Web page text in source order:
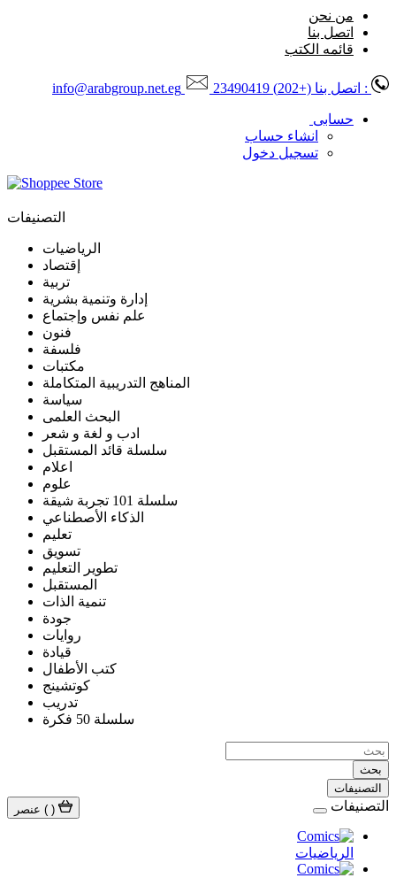
من نحن
اتصل بنا
قائمه الكتب
: اتصل بنا (+202) 23490419
info@arabgroup.net.eg
حسابى
انشاء حساب
تسجيل دخول
التصنيفات
الرياضيات
إقتصاد
تربية
إدارة وتنمية بشرية
علم نفس وإجتماع
فنون
فلسفة
مكتبات
المناهج التدريبية المتكاملة
سياسة
البحث العلمى
ادب و لغة و شعر
سلسلة قائد المستقبل
اعلام
علوم
سلسلة 101 تجربة شيقة
الذكاء الأصطناعي
تعليم
تسويق
تطوير التعليم
المستقبل
تنمية الذات
جودة
روايات
قيادة
كتب الأطفال
كوتشينج
تدريب
سلسلة 50 فكرة
بحث
) عنصر
التصنيفات
التصنيفات
الرياضيات